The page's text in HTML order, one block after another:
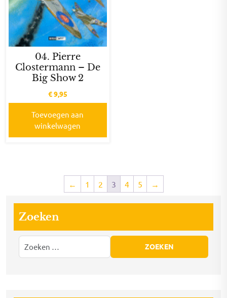
04. Pierre
Clostermann – De
Big Show 2
€9,95
Toevoegen aan
winkelwagen
← 1 2 3 4 5 →
Zoeken